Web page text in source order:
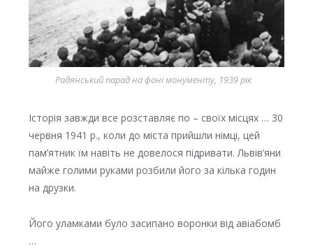
Радянський парад на фоні монументу, 1939 рік
Історія завжди все розставляє по – своїх місцях … 30
червня 1941 р., коли до міста прийшли німці, цей
пам’ятник їм навіть не довелося підривати. Львів’яни
майже голими руками розбили його за кілька годин
на друзки.
Його уламками було засипано воронки від авіабомб
…